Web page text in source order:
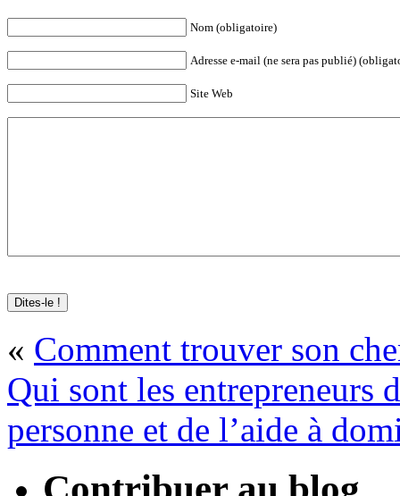
Nom (obligatoire)
Adresse e-mail (ne sera pas publié)
Site Web
« Comment trouver son
Qui sont les entrepreneurs
personne et de l’aide à